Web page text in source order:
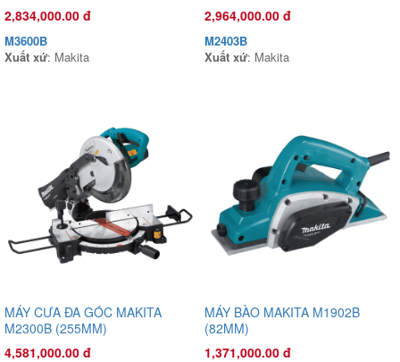
1,135,000.00 đ
COV22C
Xuất xứ
2,834,000.00 đ
M3600B
Xuất xứ: Makita
2,964,000.00 đ
M2403B
Xuất xứ: Makita
MÁY CƯA ĐA GÓC MAKITA
M2300B (255MM)
4,581,000.00 đ
MÁY BÀO MAKITA M1902B
(82MM)
1,371,000.00 đ